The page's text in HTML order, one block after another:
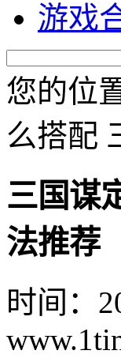
游戏
您的位
么搭配
三国谋
法推荐
时间：